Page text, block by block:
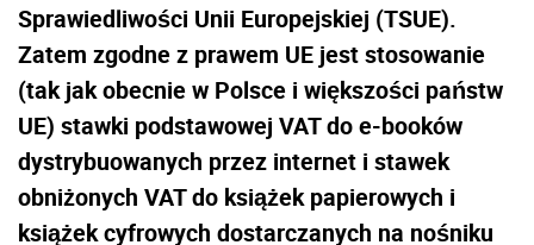
Sprawiedliwości Unii Europejskiej (TSUE).
Zatem zgodne z prawem UE jest stosowanie
(tak jak obecnie w Polsce i większości państw
UE) stawki podstawowej VAT do e-booków
dystrybuowanych przez internet i stawek
obniżonych VAT do książek papierowych i
książek cyfrowych dostarczanych na nośniku